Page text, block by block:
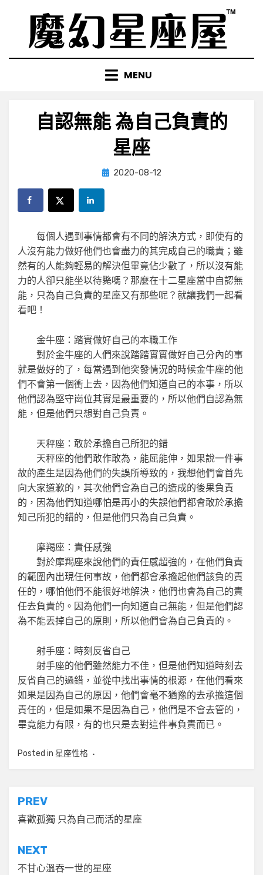
content
MENU
自認無能 為自己負責的
星座
by小編
Posted
2020-08-12
每個人遇到事情都會有不同的解決方式，即使有的
人沒有能力做好他們也會盡力的其完成自己的職責；雖
然有的人能夠輕易的解決但畢竟佔少數了，所以沒有能
力的人卻只能坐以待斃嗎？那麼在十二星座當中自認無
能，只為自己負責的星座又有那些呢？就讓我們一起看
看吧！
金牛座：踏實做好自己的本職工作
對於金牛座的人們來說踏踏實實做好自己分內的事
就是做好的了，每當遇到他突發情況的時候金牛座的他
們不會第一個衝上去，因為他們知道自己的本事，所以
他們認為堅守崗位其實是最重要的，所以他們自認為無
能，但是他們只想對自己負責。
天秤座：敢於承擔自己所犯的錯
天秤座的他們敢作敢為，能屈能伸，如果說一件事
故的產生是因為他們的失誤所導致的，我想他們會首先
向大家道歉的，其次他們會為自己的造成的後果負責
的，因為他們知道哪怕是再小的失誤他們都會敢於承擔
知己所犯的錯的，但是他們只為自己負責。
摩羯座：責任感強
對於摩羯座來說他們的責任感超強的，在他們負責
的範圍內出現任何事故，他們都會承擔起他們該負的責
任的，哪怕他們不能很好地解決，他們也會為自己的責
任去負責的。因為他們一向知道自己無能，但是他們認
為不能丟掉自己的原則，所以他們會為自己負責的。
射手座：時刻反省自己
射手座的他們雖然能力不佳，但是他們知道時刻去
反省自己的過錯，並從中找出事情的根源，在他們看來
如果是因為自己的原因，他們會毫不猶豫的去承擔這個
責任的，但是如果不是因為自己，他們是不會去管的，
畢竟能力有限，有的也只是去對這件事負責而已。
Posted in 星座性格
文
章
導
覽
PREV
喜歡孤獨 只為自己而活的星座
NEXT
不甘心溫吞一世的星座